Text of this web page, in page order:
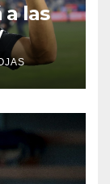
a las